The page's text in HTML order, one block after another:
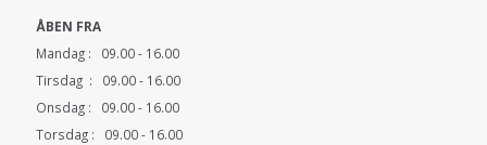
ÅBEN FRA
Mandag : 09.00 - 16.00
Tirsdag : 09.00 - 16.00
Onsdag : 09.00 - 16.00
Torsdag : 09.00 - 16.00